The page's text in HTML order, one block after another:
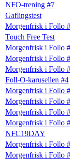
NFO-trening #7
Gaflingstest
Morgenfrisk i Follo
Touch Free Test
Morgenfrisk i Follo
Morgenfrisk i Follo
Morgenfrisk i Follo
Foll-O-karusellen #4
Morgenfrisk i Follo
Morgenfrisk i Follo
Morgenfrisk i Follo
Morgenfrisk i Follo
NFC19DAY
Morgenfrisk i Follo
Morgenfrisk i Follo